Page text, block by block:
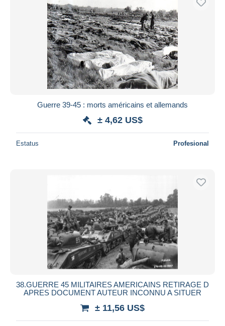
Guerre 39-45 : morts américains et allemands
± 4,62 US$
Estatus Profesional
38.GUERRE 45 MILITAIRES AMERICAINS RETIRAGE D
APRES DOCUMENT AUTEUR INCONNU A SITUER
± 11,56 US$